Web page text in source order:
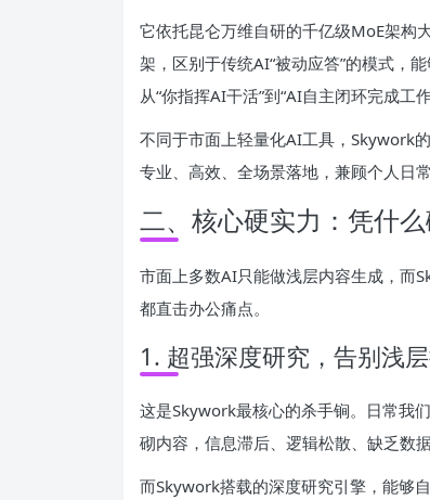
它依托昆仑万维自研的千亿级MoE架构
架，区别于传统AI“被动应答”的模式，
从“你指挥AI干活”到“AI自主闭环完成工作
不同于市面上轻量化AI工具，Skywork
专业、高效、全场景落地，兼顾个人日
二、核心硬实力：凭什
市面上多数AI只能做浅层内容生成，而
都直击办公痛点。
1. 超强深度研究，告别浅
这是Skywork最核心的杀手锏。日常我
砌内容，信息滞后、逻辑松散、缺乏数据
而Skywork搭载的深度研究引擎，能够